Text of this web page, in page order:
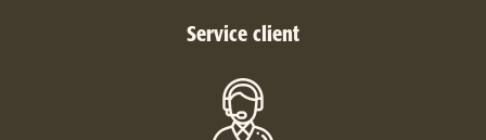
Service client